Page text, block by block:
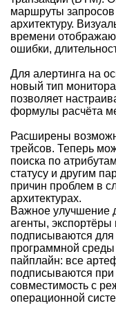
маршруты
архитектуру.
времени
ошибки,
Для алертинга на
новый тип
позволяет
формулы расчёта
Расширены
трейсов. Теперь
поиска по
статусу и другим
причин проблем в
архитектурах.
Важное улучшение
агенты,
подписываются
программной
пайплайн: все
подписываются
совместимость с
операционной